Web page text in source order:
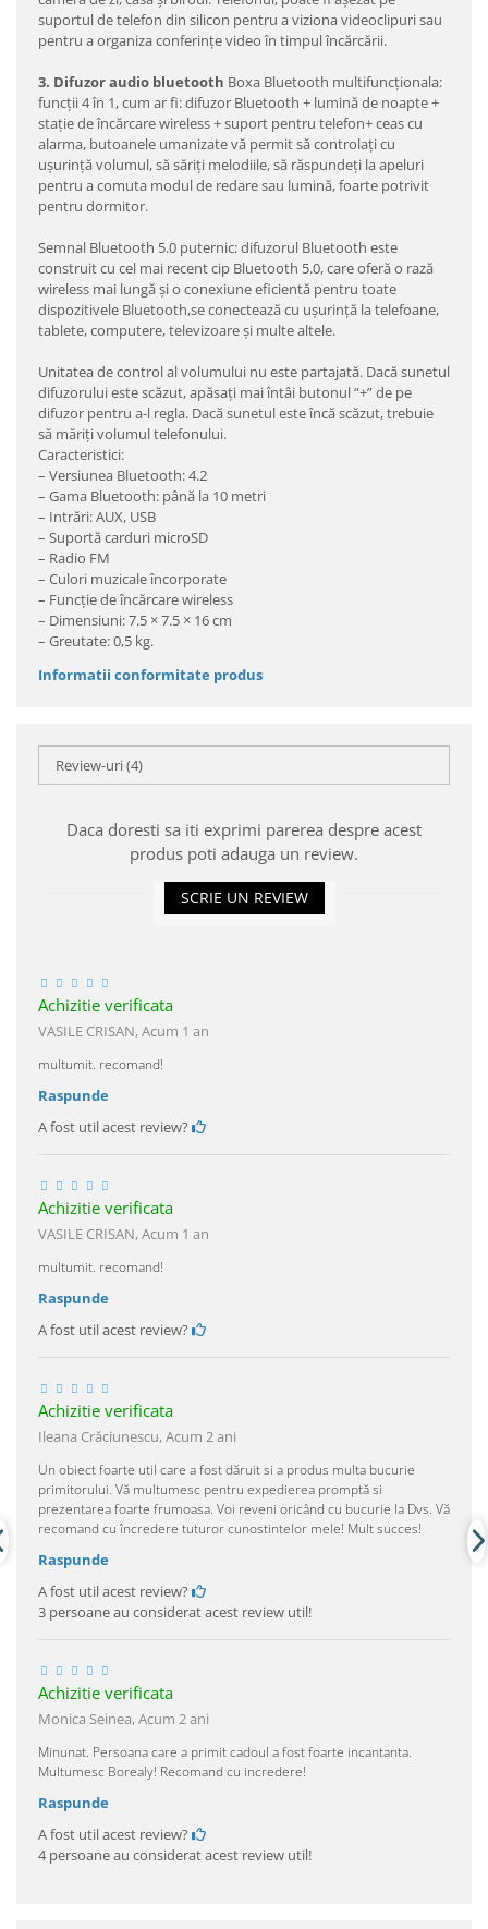
suportul de telefon din silicon pentru a viziona videoclipuri sau
pentru a organiza conferințe video în timpul încărcării.
3. Difuzor audio bluetooth Boxa Bluetooth multifuncționala:
funcții 4 în 1, cum ar fi: difuzor Bluetooth + lumină de noapte +
stație de încărcare wireless + suport pentru telefon+ ceas cu
alarma, butoanele umanizate vă permit să controlați cu
ușurință volumul, să săriți melodiile, să răspundeți la apeluri
pentru a comuta modul de redare sau lumină, foarte potrivit
pentru dormitor.
Semnal Bluetooth 5.0 puternic: difuzorul Bluetooth este
construit cu cel mai recent cip Bluetooth 5.0, care oferă o rază
wireless mai lungă și o conexiune eficientă pentru toate
dispozitivele Bluetooth,se conectează cu ușurință la telefoane,
tablete, computere, televizoare și multe altele.
Unitatea de control al volumului nu este partajată. Dacă sunetul
difuzorului este scăzut, apăsați mai întâi butonul “+” de pe
difuzor pentru a-l regla. Dacă sunetul este încă scăzut, trebuie
să măriți volumul telefonului.
Caracteristici:
– Versiunea Bluetooth: 4.2
– Gama Bluetooth: până la 10 metri
– Intrări: AUX, USB
– Suportă carduri microSD
– Radio FM
– Culori muzicale încorporate
– Funcție de încărcare wireless
– Dimensiuni: 7.5 × 7.5 × 16 cm
– Greutate: 0,5 kg.
Informatii conformitate produs
Review-uri(4)
Daca doresti sa iti exprimi parerea despre acest
produs poti adauga un review.
SCRIE UN REVIEW
Achizitie verificata
VASILE CRISAN,Acum 1 an
multumit. recomand!
Raspunde
A fost util acest review?
Achizitie verificata
VASILE CRISAN,Acum 1 an
multumit. recomand!
Raspunde
A fost util acest review?
Achizitie verificata
Ileana Crăciunescu,Acum 2 ani
Un obiect foarte util care a fost dăruit si a produs multa bucurie
primitorului. Vă multumesc pentru expedierea promptă si
prezentarea foarte frumoasa. Voi reveni oricând cu bucurie la Dvs. Vă
recomand cu încredere tuturor cunostintelor mele! Mult succes!
Raspunde
A fost util acest review?
3 persoane au considerat acest review util!
Achizitie verificata
Monica Seinea,Acum 2 ani
Minunat. Persoana care a primit cadoul a fost foarte incantanta.
Multumesc Borealy! Recomand cu incredere!
Raspunde
A fost util acest review?
4 persoane au considerat acest review util!